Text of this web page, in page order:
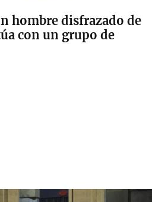
hombre disfrazado de
con un grupo de